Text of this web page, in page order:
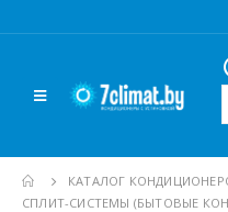
КАТАЛОГ
CПЛИТ-СИСТЕМЫ (БЫТОВЫЕ